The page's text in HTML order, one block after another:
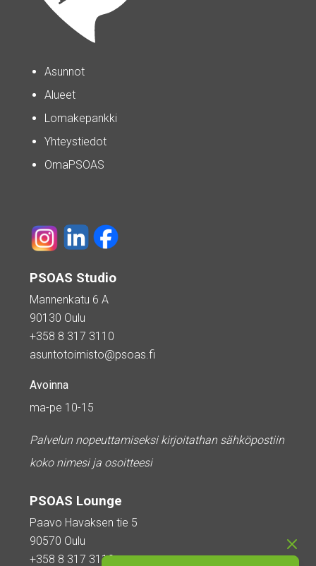
Asunnot
Alueet
Lomakepankki
Yhteystiedot
OmaPSOAS
PSOAS Studio
Mannenkatu 6 A
90130 Oulu
+358 8 317 3110
asuntotoimisto@psoas.fi
Avoinna
ma-pe 10-15
Palvelun nopeuttamiseksi kirjoitathan sähköpostiin
koko nimesi ja osoitteesi
PSOAS Lounge
Paavo Havaksen tie 5
90570 Oulu
+358 8 317 3110